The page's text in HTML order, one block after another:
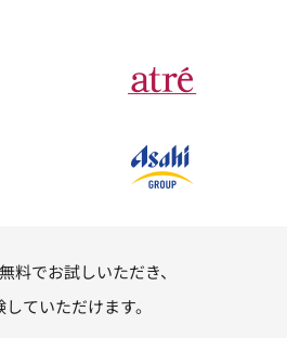
料でお試しいただき、
ていただけます。